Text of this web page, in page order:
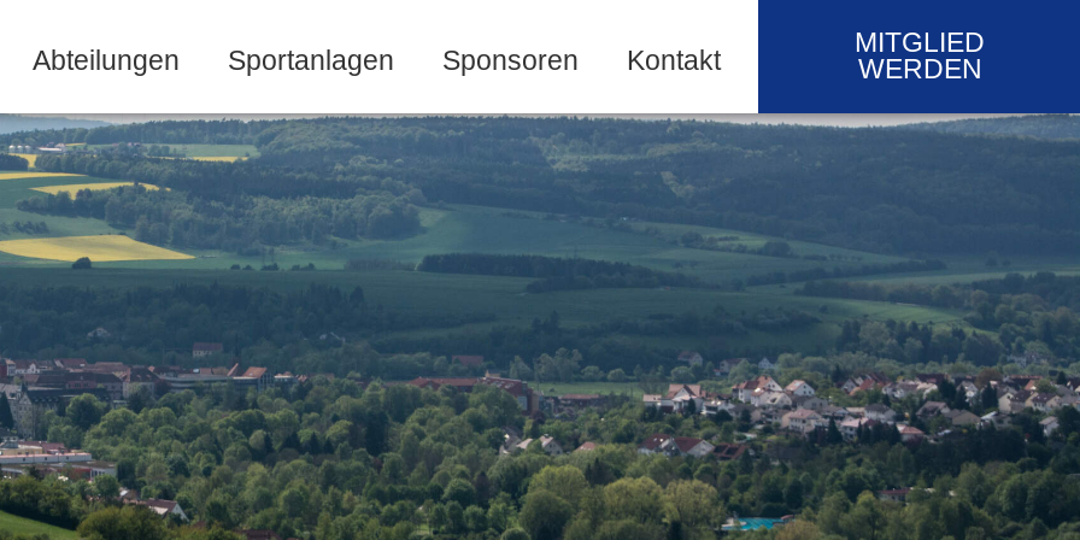
Abteilungen Sportanlagen Sponsoren Kontakt
MITGLIED
WERDEN